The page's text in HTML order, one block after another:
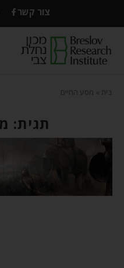
צור קשר
בית מסע החיים
תגית: